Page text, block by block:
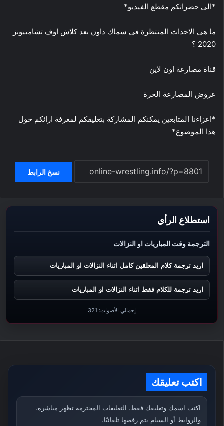
*الى حضراتكم مقطع الفيديو*
ما هى الاحداث المنتظرة فى سماك داون بعد كلاش اوف تشامبيونز
2020 ؟
قناة مصارعة اون لاين
عروض المصارعة الحرة
*اعزاءنا المتابعين يمكنكم المشاركة بتعليقكم لمعرفة ارائكم حول
هذا الموضوع*
نسخ الرابط
استطلاع الرأي
الترجمة وقت المباريات او النزالات
اريد ترجمة كلام المعلقين كامل اثناء النزالات او المباريات
اريد ترجمة للكلام فقط اثناء النزالات او المباريات
إجمالي الأصوات: 321
اكتب تعليقك
اكتب اسمك وتعليقك فقط. التعليقات المحترمة تظهر مباشرة،
والروابط أو السبام يتم رفضها تلقائيًا.